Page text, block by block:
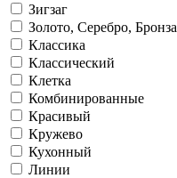
Зигзаг
Золото, Серебро, Бронза
Классика
Классический
Клетка
Комбинированные
Красивый
Кружево
Кухонный
Линии